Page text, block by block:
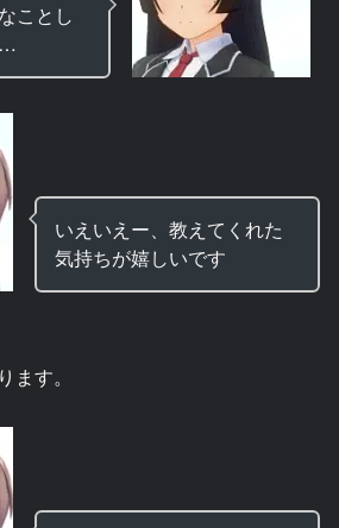
ことし
いえいえー、教えてくれた
気持ちが嬉しいです
す。